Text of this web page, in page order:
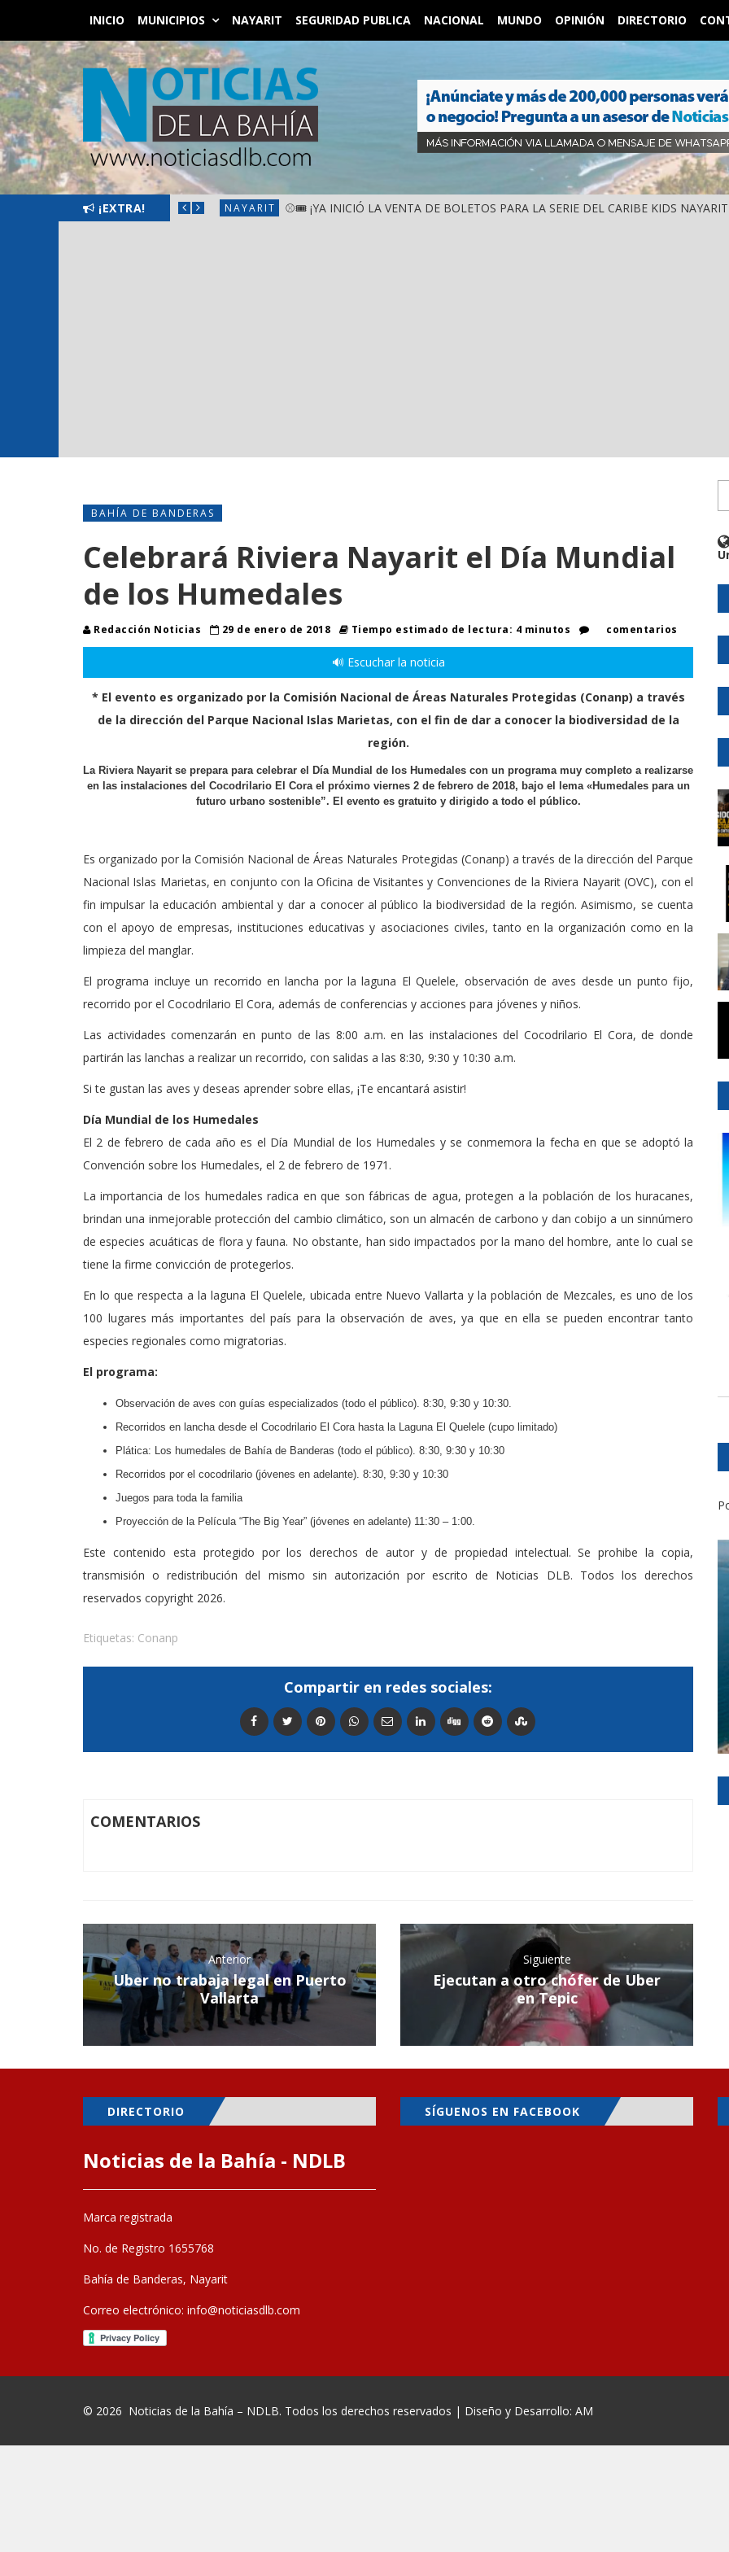
INICIO MUNICIPIOS NAYARIT SEGURIDAD PUBLICA NACIONAL MUNDO OPINIÓN DIRECTORIO
¡EXTRA!
IXCUINTLA NAYARIT ⚾🎟️ ¡YA INICIÓ LA VENTA DE BOLETOS PARA LA SERIE DEL CARIBE KIDS
BAHÍA DE BANDERAS
Celebrará Riviera Nayarit el Día Mundial
de los Humedales
Redacción Noticias 29 de enero de 2018 Tiempo estimado de lectura: 4 minutos comentarios
🔊 Escuchar la noticia
* Elevento es organizado por la Comisión Nacional de Áreas Naturales Protegidas (Conanp) a través
de la dirección del Parque Nacional Islas Marietas, con el fin de dar a conocer la biodiversidad de la
región.
La Riviera Nayarit se prepara para celebrar el Día Mundial de los Humedales con un programa muy completo a realizarse
en las instalaciones del Cocodrilario El Cora el próximo viernes 2 de febrero de 2018, bajo el lema «Humedales para un
futuro urbano sostenible”. El evento es gratuito y dirigido a todo el público.
Es organizado por la Comisión Nacional de Áreas Naturales Protegidas (Conanp) a través de la dirección del Parque
Nacional Islas Marietas, en conjunto con la Oficina de Visitantes y Convenciones de la Riviera Nayarit (OVC), con el
fin impulsar la educación ambiental y dar a conocer al público la biodiversidad de la región. Asimismo, se cuenta
con el apoyo de empresas, instituciones educativas y asociaciones civiles, tanto en la organización como en la
limpieza del manglar.
El programa incluye un recorrido en lancha por la laguna El Quelele, observación de aves desde un punto fijo,
recorrido por el Cocodrilario El Cora, además de conferencias y acciones para jóvenes y niños.
Las actividades comenzarán en punto de las 8:00 a.m. en las instalaciones del Cocodrilario El Cora, de donde
partirán las lanchas a realizar un recorrido, con salidas a las 8:30, 9:30 y 10:30 a.m.
Si te gustan las aves y deseas aprender sobre ellas, ¡Te encantará asistir!
Día Mundial de los Humedales
El 2 de febrero de cada año es el Día Mundial de los Humedales y se conmemora la fecha en que se adoptó la
Convención sobre los Humedales, el 2 de febrero de 1971.
La importancia de los humedales radica en que son fábricas de agua, protegen a la población de los huracanes,
brindan una inmejorable protección del cambio climático, son un almacén de carbono y dan cobijo a un sinnúmero
de especies acuáticas de flora y fauna. No obstante, han sido impactados por la mano del hombre, ante lo cual se
tiene la firme convicción de protegerlos.
En lo que respecta a la laguna El Quelele, ubicada entre Nuevo Vallarta y la población de Mezcales, es uno de los
100 lugares más importantes del país para la observación de aves, ya que en ella se pueden encontrar tanto
especies regionales como migratorias.
El programa:
Observación de aves con guías especializados (todo el público). 8:30, 9:30 y 10:30.
Recorridos en lancha desde el Cocodrilario El Cora hasta la Laguna El Quelele (cupo limitado)
Plática: Los humedales de Bahía de Banderas (todo el público). 8:30, 9:30 y 10:30
Recorridos por el cocodrilario (jóvenes en adelante). 8:30, 9:30 y 10:30
Juegos para toda la familia
Proyección de la Película “The Big Year” (jóvenes en adelante) 11:30 – 1:00.
Este contenido esta protegido por los derechos de autor y de propiedad intelectual. Se prohibe la copia,
transmisión o redistribución del mismo sin autorización por escrito de Noticias DLB. Todos los derechos
reservados copyright 2026.
Etiquetas: Conanp
Compartir en redes sociales:
COMENTARIOS
Anterior
Uber no trabaja legal en Puerto
Vallarta
Siguiente
Ejecutan a otro chófer de Uber
en Tepic
DIRECTORIO
Noticias de la Bahía - NDLB
Marca registrada
No. de Registro 1655768
Bahía de Banderas, Nayarit
Correo electrónico: info@noticiasdlb.com
SÍGUENOS EN FACEBOOK
© 2026 Noticias de la Bahía – NDLB. Todos los derechos reservados | Diseño y Desarrollo: AM